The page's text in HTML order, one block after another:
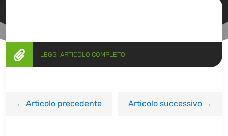
 LEGGI ARTICOLO COMPLETO
←Articolo precedente Articolo successivo→